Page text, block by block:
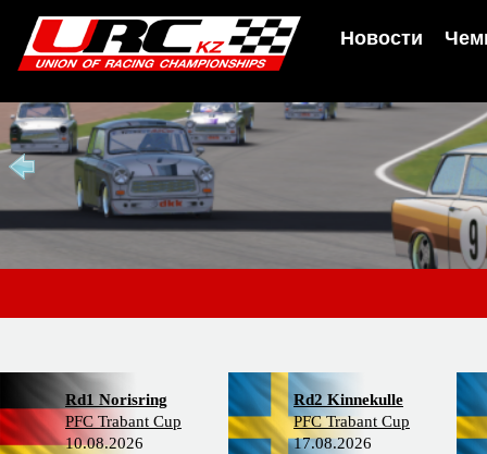
Новости
Rd1 Norisring
PFC Trabant Cup
10.08.2026
Rd2 Kinnekulle
PFC Trabant Cup
17.08.2026